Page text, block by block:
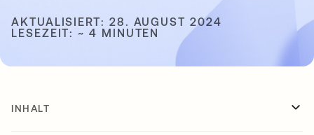
AKTUALISIERT: 28. AUGUST 2024
LESEZEIT: ~ 4 MINUTEN
INHALT